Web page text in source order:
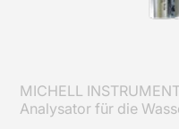
MICHELL
Analysator für die